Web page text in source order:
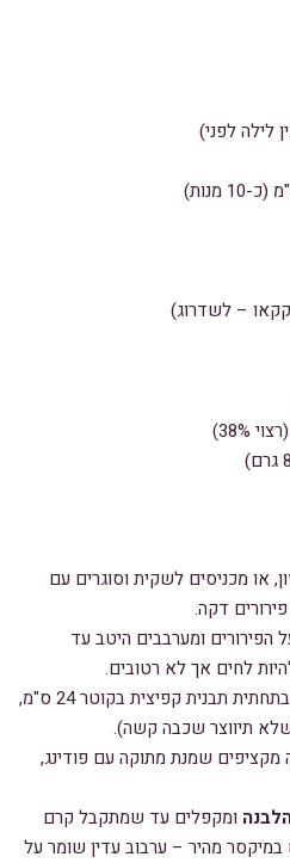
או מכניסים לשקית וסוגרים עם
דקה.
הפירורים ומערבבים היטב עד
לחים אך לא רטובים.
בתחתית תבנית קפיצית בקוטר 24 ס"מ,
תיווצר שכבה קשה).
מקציפים שמנת מתוקה עם פודינג,
ומקפלים עד שמתקבל קרם
במיקסר מהיר – ערבוב עדין שומר על